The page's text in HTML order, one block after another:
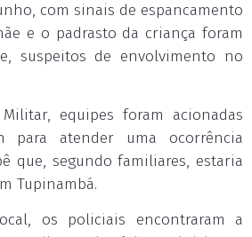
com sinais de espancamento
e o padrasto da criança foram
suspeitos de envolvimento no
equipes foram acionadas
para atender uma ocorrência
que, segundo familiares, estaria
Tupinambá.
os policiais encontraram a